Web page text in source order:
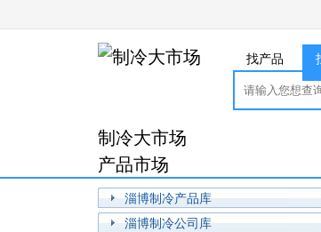
找产品
制冷大市场
产品市场
淄博制冷产品库
淄博制冷公司库